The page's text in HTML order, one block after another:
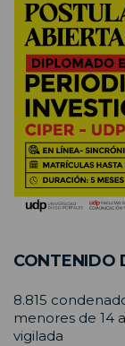
CONTENIDO
8.815
menores de 14
vigilada